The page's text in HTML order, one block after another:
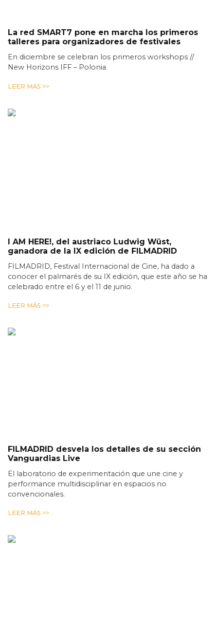
La red SMART7 pone en marcha los primeros
talleres para organizadores de festivales
En diciembre se celebran los primeros workshops //
New Horizons IFF – Polonia
LEER MÁS >>
I AM HERE!, del austriaco Ludwig Wüst,
ganadora de la IX edición de FILMADRID
FILMADRID, Festival Internacional de Cine, ha dado a
conocer el palmarés de su IX edición, que este año se ha
celebrado entre el 6 y el 11 de junio.
LEER MÁS >>
FILMADRID desvela los detalles de su sección
Vanguardias Live
El laboratorio de experimentación que une cine y
performance multidisciplinar en espacios no
convencionales.
LEER MÁS >>